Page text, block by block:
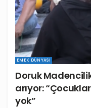
EMEK DÜNYASI
Doruk
arıyor:
yok”